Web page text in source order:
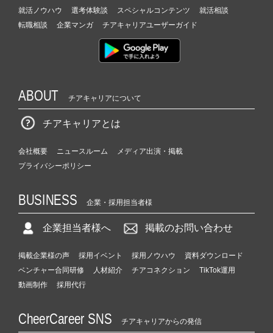
就活ノウハウ 選考体験談 スペシャルコンテンツ
就活相談
転職相談
企業マンガ チアキャリアユーザーガイド
ABOUT チアキャリアについて
チアキャリアとは
会社概要 ニュースルーム
メディア出演・掲載
プライバシーポリシー
BUSINESS 企業・採用担当者様
企業担当者様へ 掲載のお問い合わせ
掲載企業様の声 採用イベント 採用ノウハウ
資料ダウンロード
ベンチャー合同研修
人材紹介 チアコネクション
TikTok運用
動画制作
採用代行
CheerCareer SNS チアキャリアからの発信